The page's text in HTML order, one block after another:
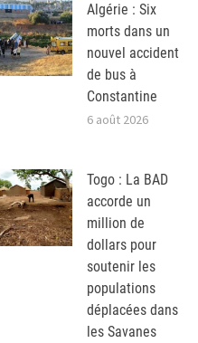
Algérie : Six
morts dans un
nouvel accident
de bus à
Constantine
6 août 2026
Togo : La BAD
accorde un
million de
dollars pour
soutenir les
populations
déplacées dans
les Savanes